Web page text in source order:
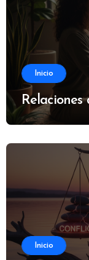
Inicio
Relaciones
Inicio